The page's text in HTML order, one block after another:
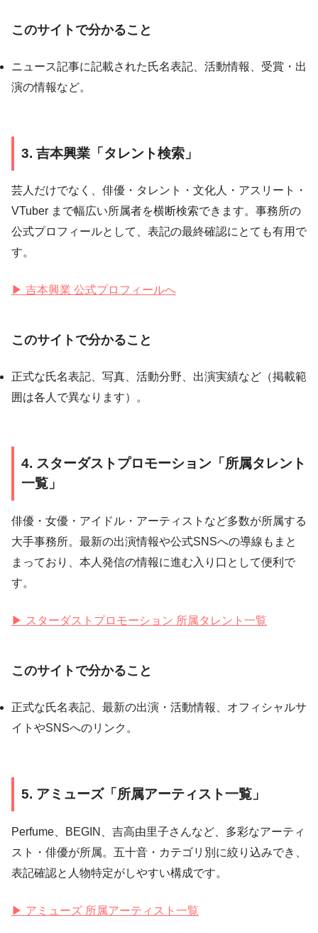
このサイトで分かること
ニュース記事に記載された氏名表記、活動情報、受賞・出
演の情報など。
3. 吉本興業「タレント検索」
芸人だけでなく、俳優・タレント・文化人・アスリート・
VTuber まで幅広い所属者を横断検索できます。事務所の
公式プロフィールとして、表記の最終確認にとても有用で
す。
▶ 吉本興業 公式プロフィールへ
このサイトで分かること
正式な氏名表記、写真、活動分野、出演実績など（掲載範
囲は各人で異なります）。
4. スターダストプロモーション「所属タレント
一覧」
俳優・女優・アイドル・アーティストなど多数が所属する
大手事務所。最新の出演情報や公式SNSへの導線もまと
まっており、本人発信の情報に進む入り口として便利で
す。
▶ スターダストプロモーション 所属タレント一覧
このサイトで分かること
正式な氏名表記、最新の出演・活動情報、オフィシャルサ
イトやSNSへのリンク。
5. アミューズ「所属アーティスト一覧」
Perfume、BEGIN、吉高由里子さんなど、多彩なアーティ
スト・俳優が所属。五十音・カテゴリ別に絞り込みでき、
表記確認と人物特定がしやすい構成です。
▶ アミューズ 所属アーティスト一覧